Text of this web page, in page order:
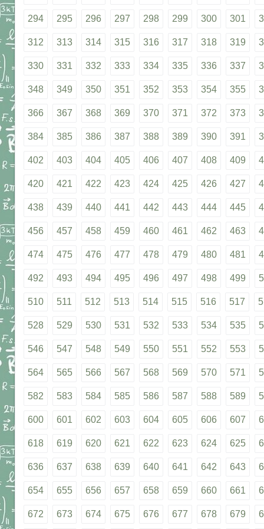
294 295 296 297 298 299 300 301
312 313 314 315 316 317 318 319
330 331 332 333 334 335 336 337
348 349 350 351 352 353 354 355
366 367 368 369 370 371 372 373
384 385 386 387 388 389 390 391
402 403 404 405 406 407 408 409
420 421 422 423 424 425 426 427
438 439 440 441 442 443 444 445
456 457 458 459 460 461 462 463
474 475 476 477 478 479 480 481
492 493 494 495 496 497 498 499
510 511 512 513 514 515 516 517
528 529 530 531 532 533 534 535
546 547 548 549 550 551 552 553
564 565 566 567 568 569 570 571
582 583 584 585 586 587 588 589
600 601 602 603 604 605 606 607
618 619 620 621 622 623 624 625
636 637 638 639 640 641 642 643
654 655 656 657 658 659 660 661
672 673 674 675 676 677 678 679